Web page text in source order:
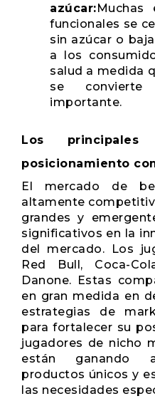
azúcar:Muchas
funcionales se
sin azúcar o
a los
salud a medida
se
importante.
Los
posicionamiento
El mercado de
altamente
grandes y
significativos en la
del mercado. Los
Red Bull, Coca-
Danone. Estas
en gran medida en
estrategias de
para fortalecer su
jugadores de nicho
están ganando
productos únicos y
las necesidades